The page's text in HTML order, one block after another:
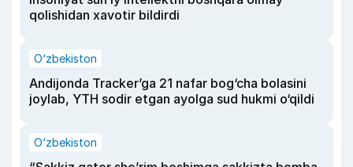
qolishidan xavotir bildirdi
O‘zbekiston
Andijonda Tracker’ga 21 nafar bog‘cha bolasini
joylab, YTH sodir etgan ayolga sud hukmi o‘qildi
O‘zbekiston